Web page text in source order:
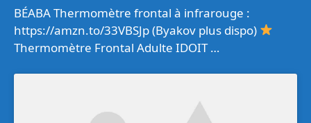
BÉABA Thermomètre frontal à infrarouge :
https://amzn.to/33VBSJp (Byakov plus dispo)
Thermomètre Frontal Adulte IDOIT …